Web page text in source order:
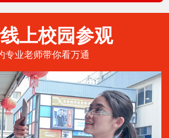
上校园参观
专业老师带你看万通